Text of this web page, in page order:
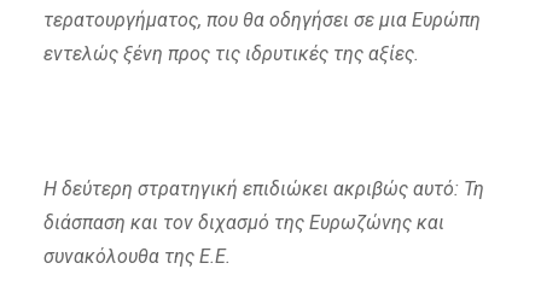
τερατουργήματος, που θα οδηγήσει σε μια Ευρώπη
εντελώς ξένη προς τις ιδρυτικές της αξίες.
Η δεύτερη στρατηγική επιδιώκει ακριβώς αυτό: Τη
διάσπαση και τον διχασμό της Ευρωζώνης και
συνακόλουθα της Ε.Ε.